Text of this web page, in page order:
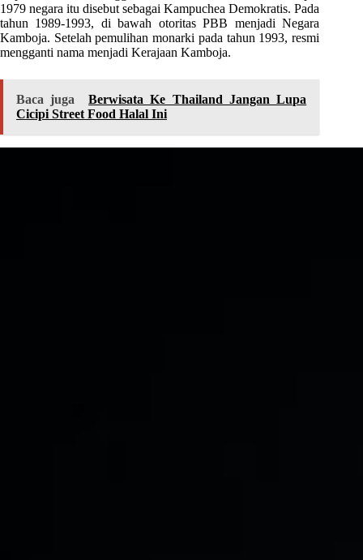
1979 negara itu disebut sebagai Kampuchea Demokratis. Pada
tahun 1989-1993, di bawah otoritas PBB menjadi Negara
Kamboja. Setelah pemulihan monarki pada tahun 1993, resmi
mengganti nama menjadi Kerajaan Kamboja.
Baca juga
Berwisata Ke Thailand Jangan Lupa
Cicipi Street Food Halal Ini